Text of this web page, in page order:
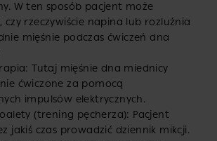
W ten sposób pacjent może
czy rzeczywiście napina lub rozluźnia
mięśnie podczas ćwiczeń dna
Tutaj mięśnie dna miednicy
ćwiczone za pomocą
impulsów elektrycznych.
(trening pęcherza): Pacjent
jakiś czas prowadzić dziennik mikcji.